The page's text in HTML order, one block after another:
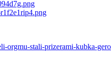
orgmu-stali-prizerami-kubka-